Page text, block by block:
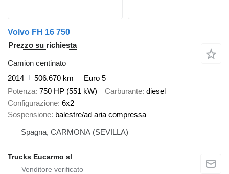
Volvo FH 16 750
Prezzo su richiesta
Camion centinato
2014
506.670 km
Euro 5
Potenza 750 HP (551 kW) Carburante diesel
Configurazione 6x2
Sospensione balestre/ad aria compressa
Spagna, CARMONA (SEVILLA)
Trucks Eucarmo sl